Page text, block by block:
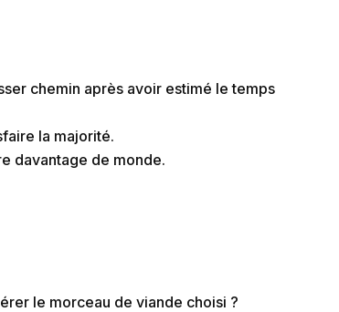
chemin après avoir estimé le temps
la majorité.
davantage de monde.
le morceau de viande choisi ?